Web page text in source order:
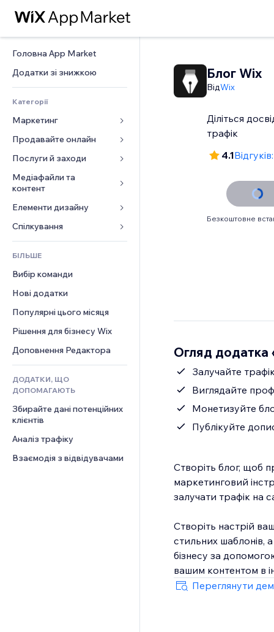
Головна App Market
Додатки зі знижкою
Категорії
Маркетинг
Реклама
Мобільний
Аналітика
Соцмережі
SEO
Залучення
Розміщення сайту
Ел. пошта
Конверсія
Продавайте онлайн
Додатки для магазинів
Надсилання та доставка
Кнопки продажу
Онлайн‑курси
Друк на замовлення
Бухгалтерський облік
Купони й лояльність
Рішення для складів
Дропшипінг
Тарифні плани й підписки
Краудфандинг
Їжа та напої
Послуги й заходи
Готелі
Заходи
Ресторани
Нерухомість
Медіафайли та
контент
Галерея
Музика
Подкасти
Фотографія
Відео
PDF
Обмін файлами
Новини
Елементи дизайну
Карти й навігація
Конфіденційність і безпека
Годинник
Шаблони сторінок
Ефекти зображення
Кнопки та меню
Банери та бейджі
Калькулятори
Пошук
Погода
Графіки й таблиці
Форми
Опитування
Чат
Коментарі
Телефон
Спільнота
Відгуки
CRM
БІЛЬШЕ
Вибір команди
Нові додатки
Популярні цього місяця
Рішення для бізнесу Wix
Доповнення Редактора
ДОДАТКИ, ЩО
ДОПОМАГАЮТЬ
Збирайте дані потенційних
клієнтів
Аналіз трафіку
Взаємодія з відвідувачами
Блог Wix
ВідWix
Діліться
трафік
4.1
Безкоштовне
Огляд додатка
Залучайте
Виглядайте
Монетизуйте
Публікуйте
Створіть блог, щоб
маркетинговий
залучати трафік на
Створіть настрій
стильних шаблонів,
бізнесу за
вашим контентом в
Переглянути